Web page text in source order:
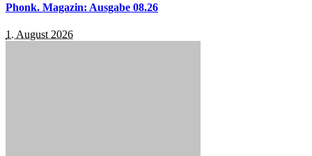
Phonk. Magazin: Ausgabe 08.26
1. August 2026